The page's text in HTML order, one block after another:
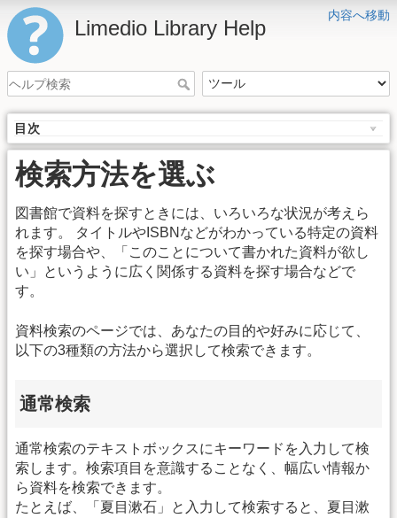
内容へ移動
Limedio Library Help
目次
検索方法を選ぶ
図書館で資料を探すときには、いろいろな状況が考えら
れます。 タイトルやISBNなどがわかっている特定の資料
を探す場合や、「このことについて書かれた資料が欲し
い」というように広く関係する資料を探す場合などで
す。
資料検索のページでは、あなたの目的や好みに応じて、
以下の3種類の方法から選択して検索できます。
通常検索
通常検索のテキストボックスにキーワードを入力して検
索します。検索項目を意識することなく、幅広い情報か
ら資料を検索できます。
たとえば、「夏目漱石」と入力して検索すると、夏目漱